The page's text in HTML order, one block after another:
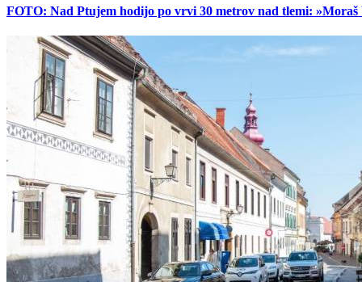
FOTO: Nad Ptujem hodijo po vrvi 30 metrov nad tlemi: »Moraš